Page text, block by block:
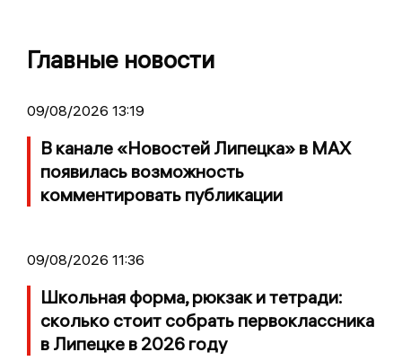
Главные новости
09/08/2026 13:19
В канале «Новостей Липецка» в MAX
появилась возможность
комментировать публикации
09/08/2026 11:36
Школьная форма, рюкзак и тетради:
сколько стоит собрать первоклассника
в Липецке в 2026 году